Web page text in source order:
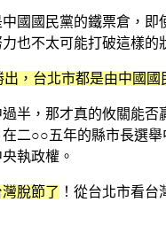
國國民黨的鐵票倉，
也不太可能打破這樣
，台北市都是由中國
半，那才真的攸關能
二○○五年的縣市長選
執政權。
脫節了 ！從台北市看